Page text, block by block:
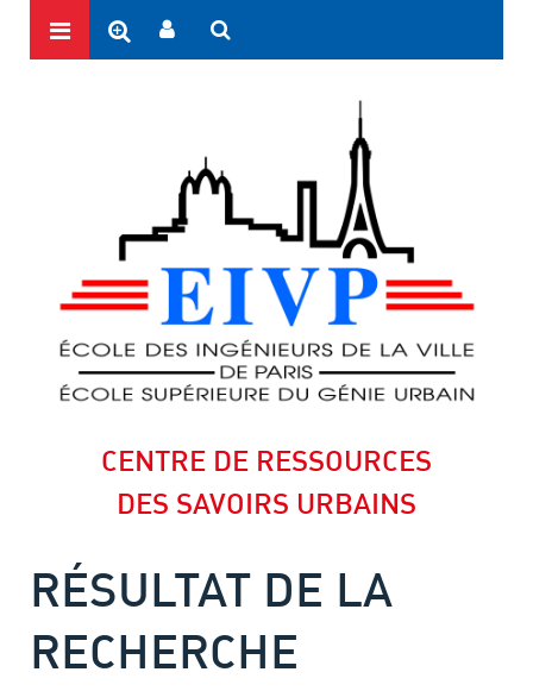
CENTRE DE RESSOURCES
DES SAVOIRS URBAINS
RÉSULTAT DE LA
RECHERCHE